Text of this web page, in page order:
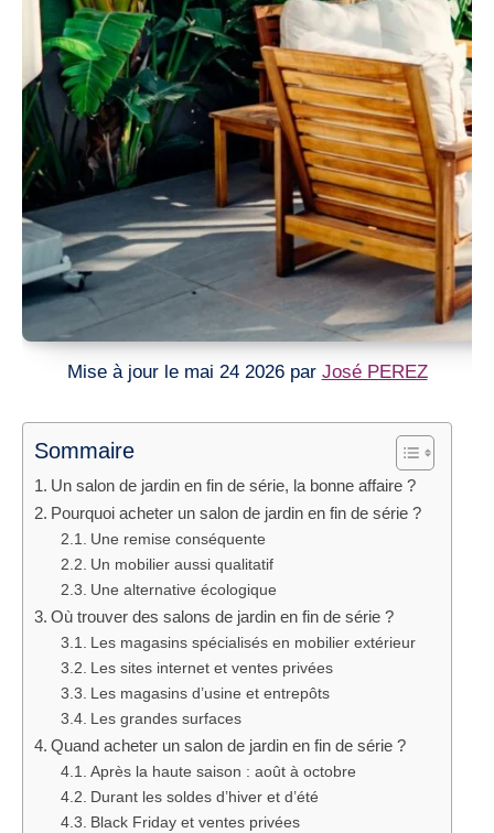
Mise à jour le mai 24 2026 par José PEREZ
Sommaire
Un salon de jardin en fin de série, la bonne affaire ?
Pourquoi acheter un salon de jardin en fin de série ?
Une remise conséquente
Un mobilier aussi qualitatif
Une alternative écologique
Où trouver des salons de jardin en fin de série ?
Les magasins spécialisés en mobilier extérieur
Les sites internet et ventes privées
Les magasins d’usine et entrepôts
Les grandes surfaces
Quand acheter un salon de jardin en fin de série ?
Après la haute saison : août à octobre
Durant les soldes d’hiver et d’été
Black Friday et ventes privées